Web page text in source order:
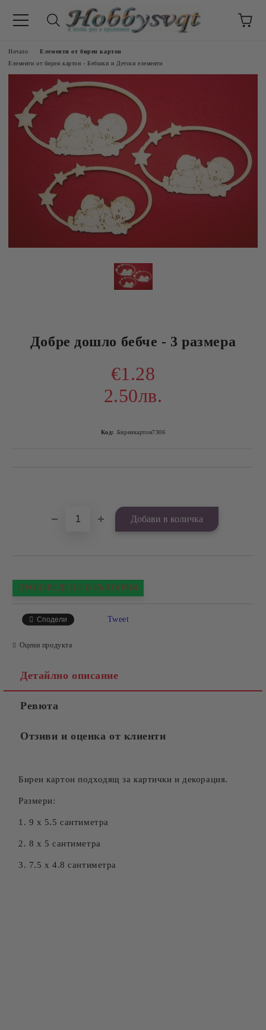
Начало
Елементи от бирен картон
Елементи от бирен картон - Бебшки и Детски елементи
Добре дошло бебче - 3 размера
€1.28
2.50лв.
Код: Биренкартон7306
ПРОИЗВЕДЕНО В БЪЛГАРИЯ
Сподели Tweet
Оцени продукта
Детайлно описание
Ревюта
Отзиви и оценка от клиенти
Бирен картон подходящ за картички и декорация.
Размери:
1. 9 х 5.5 сантиметра
2. 8 х 5 сантиметра
3. 7.5 х 4.8 сантиметра